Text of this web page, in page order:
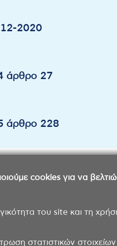
cookies για να
του site και τη
στατιστικών
2020
άρθρο 27
άρθρο 228